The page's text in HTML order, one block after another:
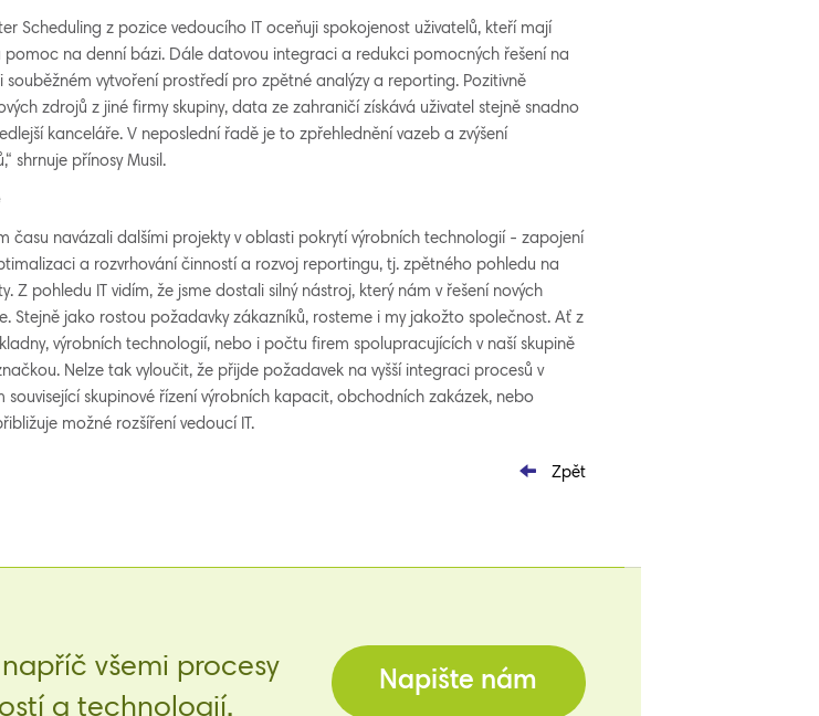
Scheduling z pozice vedoucího IT oceňuji spokojenost uživatelů, kteří mají
na denní bázi. Dále datovou integraci a redukci pomocných řešení na
vytvoření prostředí pro zpětné analýzy a reporting. Pozitivně
zdrojů z jiné firmy skupiny, data ze zahraničí získává uživatel stejně snadno
kanceláře. V neposlední řadě je to zpřehlednění vazeb a zvýšení
shrnuje přínosy Musil.
času navázali dalšími projekty v oblasti pokrytí výrobních technologií - zapojení
a rozvrhování činností a rozvoj reportingu, tj. zpětného pohledu na
Z pohledu IT vidím, že jsme dostali silný nástroj, který nám v řešení nových
Stejně jako rostou požadavky zákazníků, rosteme i my jakožto společnost. Ať z
výrobních technologií, nebo i počtu firem spolupracujících v naší skupině
Nelze tak vyloučit, že přijde požadavek na vyšší integraci procesů v
související skupinové řízení výrobních kapacit, obchodních zakázek, nebo
možné rozšíření vedoucí IT.
Zpět
všemi procesy
a technologií.
Napište nám